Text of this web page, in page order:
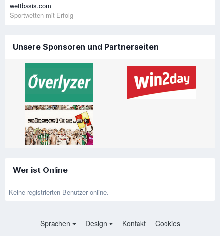
wettbasis.com
Sportwetten mit Erfolg
Unsere Sponsoren und Partnerseiten
Wer ist Online
Keine registrierten Benutzer online.
Sprachen Design Kontakt Cookies